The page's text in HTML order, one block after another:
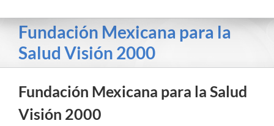
Fundación Mexicana para la
Salud Visión 2000
Fundación Mexicana para la Salud
Visión 2000